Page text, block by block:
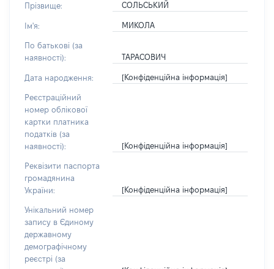
Прізвище: СОЛЬСЬКИЙ
Ім'я: МИКОЛА
По батькові (за
наявності):
ТАРАСОВИЧ
Дата народження: [Конфіденційна інформація]
Реєстраційний
номер облікової
картки платника
податків (за
наявності):
[Конфіденційна інформація]
Реквізити паспорта
громадянина
України:
[Конфіденційна інформація]
Унікальний номер
запису в Єдиному
державному
демографічному
реєстрі (за